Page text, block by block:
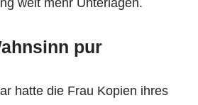
pur
hatte die Frau Kopien ihres